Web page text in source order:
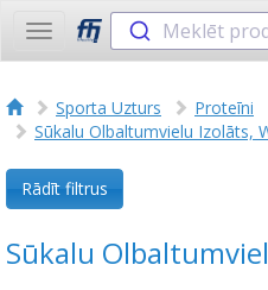
Toggle
navigation
Meklēt
Sporta Uzturs
Proteīni
Sūkalu Olbaltumvielu Izolāts,
Rādīt filtrus
Sūkalu